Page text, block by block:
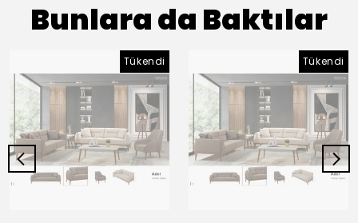
Bunlara da Baktılar
Tükendi Tükendi